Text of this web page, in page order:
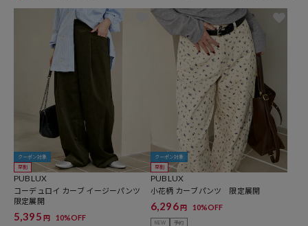
クーポン対象
早割
PUBLUX
コーデュロイ カーブ イージーパンツ
限定展開
5,395 円 10%OFF
クーポン対象
早割
PUBLUX
小花柄 カーブパンツ 限定展開
6,296円 10%OFF
NEW 予約